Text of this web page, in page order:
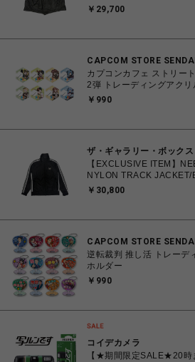
￥29,700
CAPCOM STORE SENDAI
カプコンカフェ ストリー
2弾 トレーディングアクリ
￥990
ザ・ギャラリー・ボックス
【EXCLUSIVE ITEM】
NYLON TRACK JACKET/
￥30,800
CAPCOM STORE SENDAI
逆転裁判 推し活 トレーデ
ホルダー
￥990
コイデカメラ
【★期間限定SALE★20時